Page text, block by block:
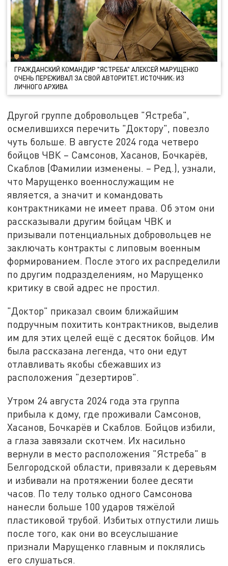
ГРАЖДАНСКИЙ КОМАНДИР "ЯСТРЕБА" АЛЕКСЕЙ МАРУЩЕНКО
ОЧЕНЬ ПЕРЕЖИВАЛ ЗА СВОЙ АВТОРИТЕТ. ИСТОЧНИК: ИЗ
ЛИЧНОГО АРХИВА
Другой группе добровольцев "Ястреба",
осмелившихся перечить "Доктору", повезло
чуть больше. В августе 2024 года четверо
бойцов ЧВК – Самсонов, Хасанов, Бочкарёв,
Скаблов (Фамилии изменены. – Ред.), узнали,
что Марущенко военнослужащим не
является, а значит и командовать
контрактниками не имеет права. Об этом они
рассказывали другим бойцам ЧВК и
призывали потенциальных добровольцев не
заключать контракты с липовым военным
формированием. После этого их распределили
по другим подразделениям, но Марущенко
критику в свой адрес не простил.
"Доктор" приказал своим ближайшим
подручным похитить контрактников, выделив
им для этих целей ещё с десяток бойцов. Им
была рассказана легенда, что они едут
отлавливать якобы сбежавших из
расположения "дезертиров".
Утром 24 августа 2024 года эта группа
прибыла к дому, где проживали Самсонов,
Хасанов, Бочкарёв и Скаблов. Бойцов избили,
а глаза завязали скотчем. Их насильно
вернули в место расположения "Ястреба" в
Белгородской области, привязали к деревьям
и избивали на протяжении более десяти
часов. По телу только одного Самсонова
нанесли больше 100 ударов тяжёлой
пластиковой трубой. Избитых отпустили лишь
после того, как они во всеуслышание
признали Марущенко главным и поклялись
его слушаться.